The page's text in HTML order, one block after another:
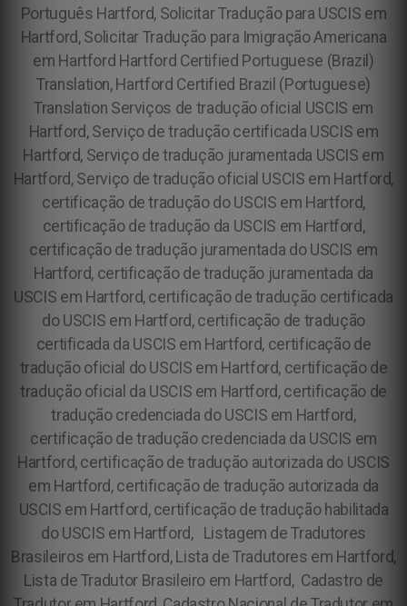
Português Hartford, Solicitar Tradução para USCIS em
Hartford, Solicitar Tradução para Imigração Americana
em Hartford Hartford Certified Portuguese (Brazil)
Translation, Hartford Certified Brazil (Portuguese)
Translation Serviços de tradução oficial USCIS em
Hartford, Serviço de tradução certificada USCIS em
Hartford, Serviço de tradução juramentada USCIS em
Hartford, Serviço de tradução oficial USCIS em Hartford,
certificação de tradução do USCIS em Hartford,
certificação de tradução da USCIS em Hartford,
certificação de tradução juramentada do USCIS em
Hartford, certificação de tradução juramentada da
USCIS em Hartford, certificação de tradução certificada
do USCIS em Hartford, certificação de tradução
certificada da USCIS em Hartford, certificação de
tradução oficial do USCIS em Hartford, certificação de
tradução oficial da USCIS em Hartford, certificação de
tradução credenciada do USCIS em Hartford,
certificação de tradução credenciada da USCIS em
Hartford, certificação de tradução autorizada do USCIS
em Hartford, certificação de tradução autorizada da
USCIS em Hartford, certificação de tradução habilitada
do USCIS em Hartford, Listagem de Tradutores
Brasileiros em Hartford, Lista de Tradutores em Hartford,
Lista de Tradutor Brasileiro em Hartford, Cadastro de